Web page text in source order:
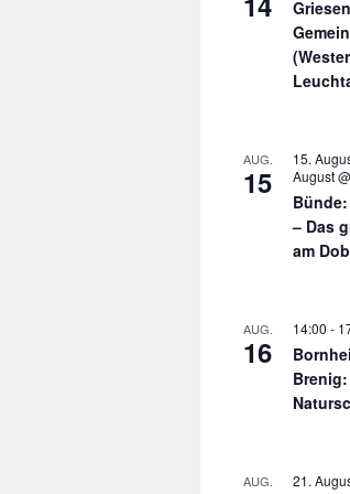
AUG.
15
15.
August
– Das
am
AUG.
16
14:00 -
AUG. 21.